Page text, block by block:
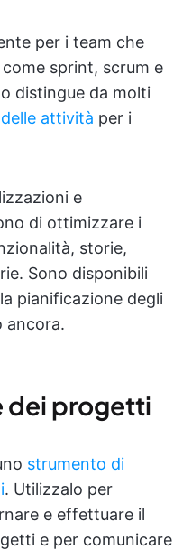
per i team che
sprint, scrum e
distingue da molti
attività per i
e
di ottimizzare i
storie,
Sono disponibili
pianificazione degli
ancora.
dei progetti
strumento di
. Utilizzalo per
e effettuare il
e per comunicare